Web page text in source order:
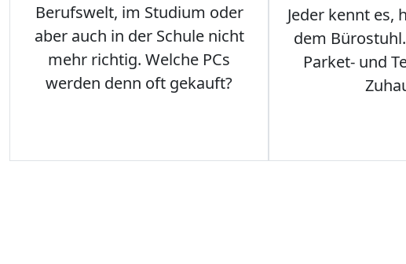
Berufswelt, im Studium oder
aber auch in der Schule nicht
mehr richtig. Welche PCs
werden denn oft gekauft?
Jeder kennt es,
dem
Parket- und